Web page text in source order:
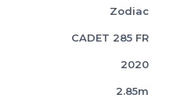
Zodiac
CADET 285 FR
2020
2.85m